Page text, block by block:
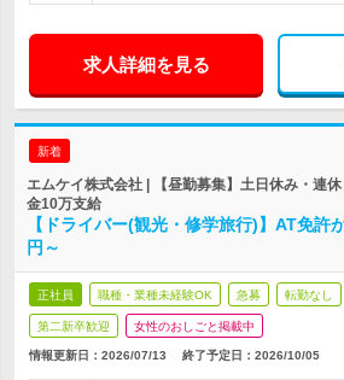
求人詳細を見る
新着
エムケイ株式会社 | 【昼勤募集】土日休み・連
金10万支給
【ドライバー(観光・修学旅行)】AT免
円～
正社員 職種・業種未経験OK 急募 転勤なし
第二新卒歓迎 女性のおしごと掲載中
情報更新日：2026/07/13 終了予定日： 2026/10/05